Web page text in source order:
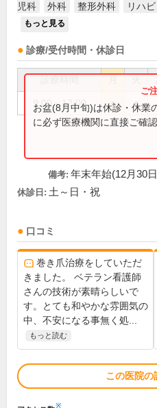
児科
外科 整形外科 リハ
もっと見る
診療/受付時間・休診日
9:00～12:00 ● ●
お盆(8月中旬)は休診・休業
に必ず医療機関に直接ご確認
備考: 年末年始(12月30
休診日: 土～日・祝
口コミ
巻き爪治療をしていただ
きました。 ベテラン看護師
さんの技術が素晴らしいで
す。とても和やかな雰囲気の
中、不安になる事無く処...
もっと読む
この医院の
※